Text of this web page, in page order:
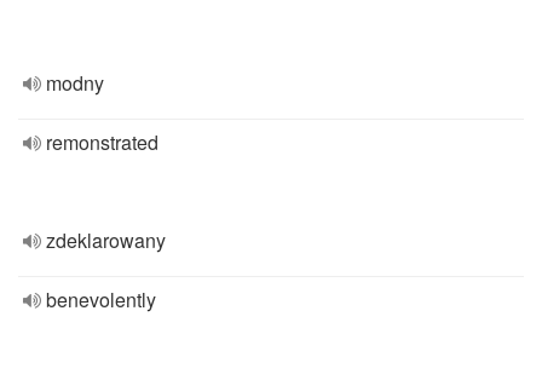
modny
remonstrated
zdeklarowany
benevolently